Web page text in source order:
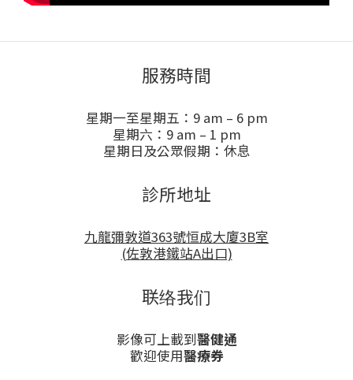
服務時間
星期一至星期五：9 am – 6 pm
星期六：9 am – 1 pm
星期日及公眾假期：休息
診所地址
九龍彌敦道363號恒成大廈3B室
(佐敦港鐵站A出口)
联络我们
影像可上載到醫健通
歡迎使用醫療券